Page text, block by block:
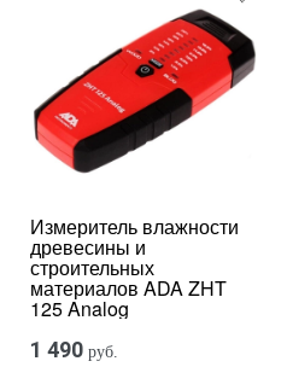
Измеритель влажности
древесины и
строительных
материалов ADA ZHT
125 Analog
1 490 руб.